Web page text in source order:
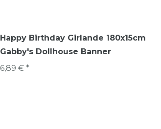
Happy Birthday Girlande 180x15cm
Gabby's Dollhouse Banner
6,89 € *